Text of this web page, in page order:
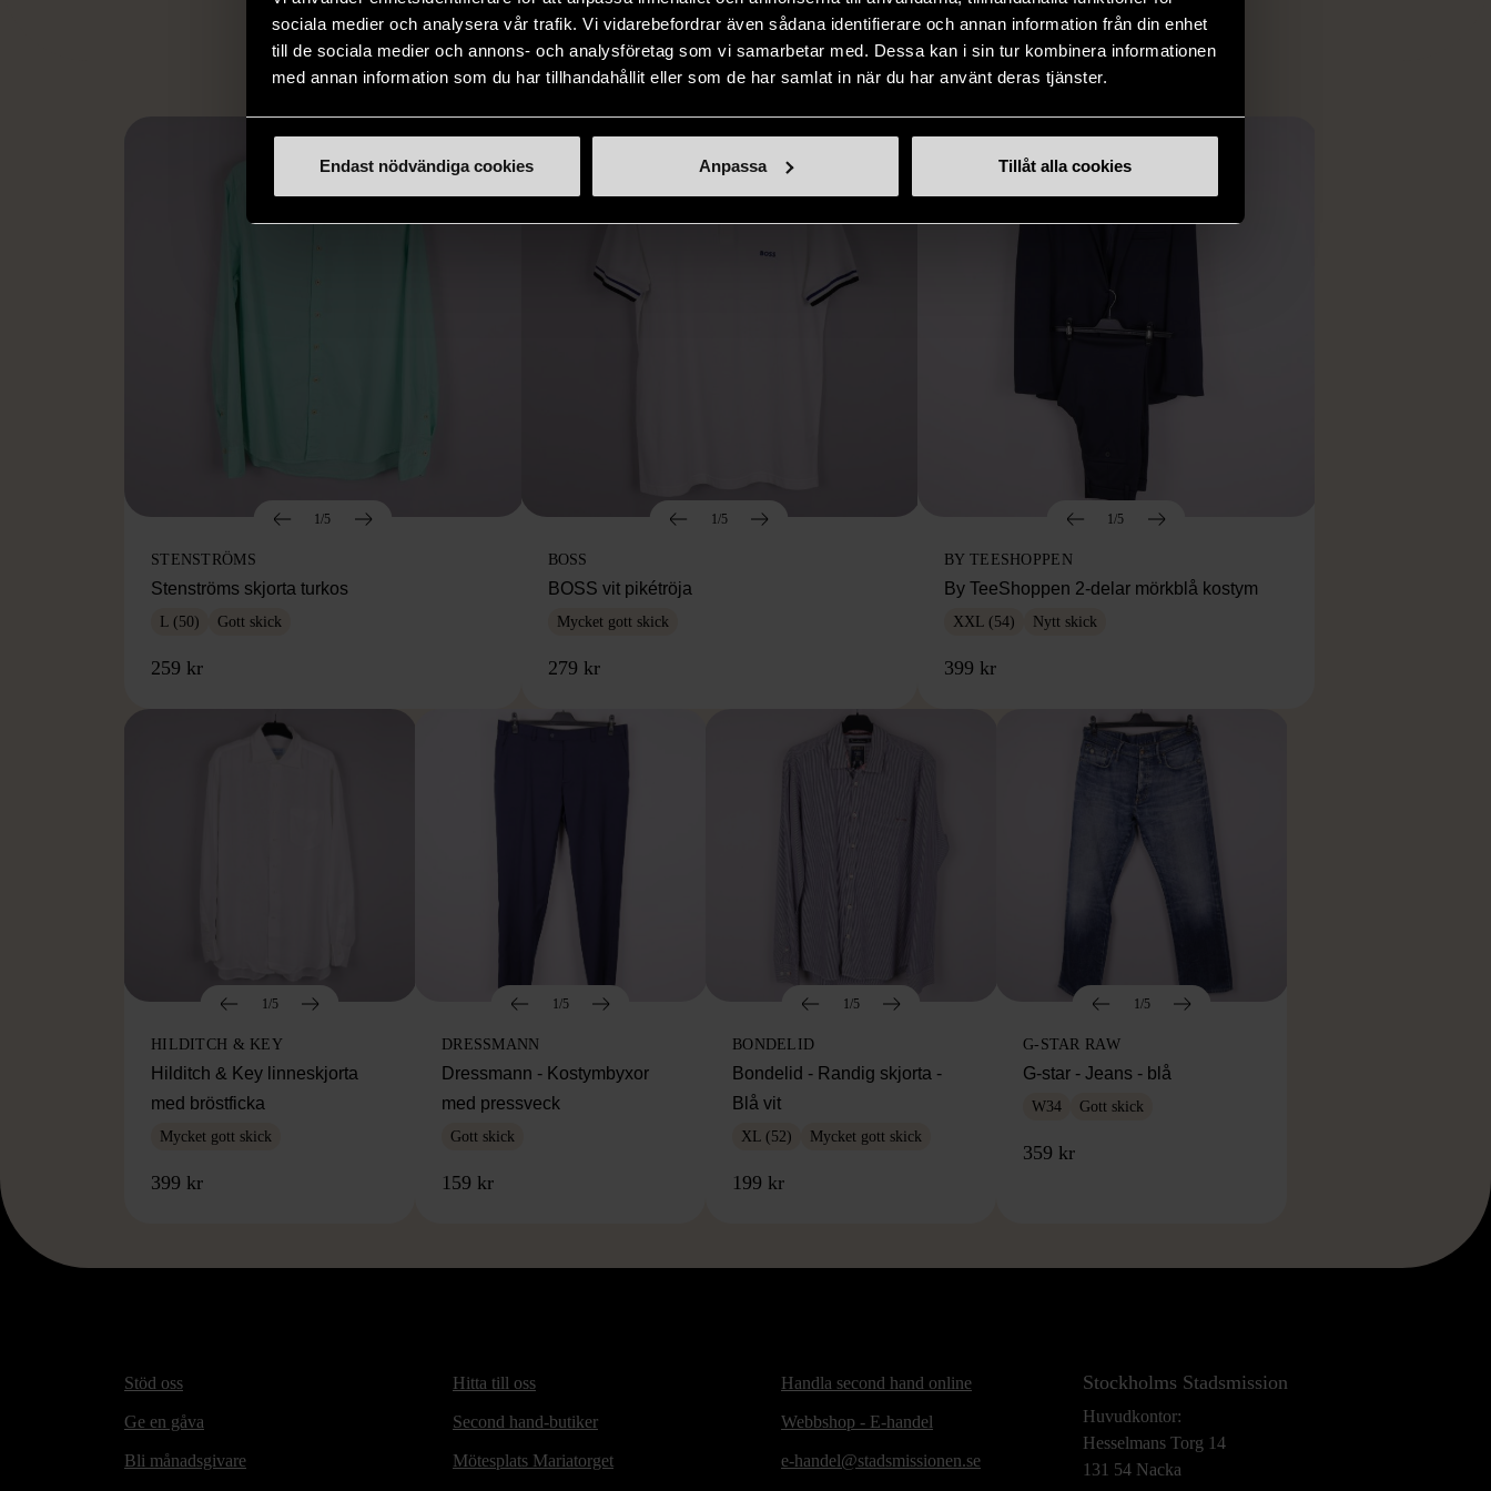
sociala medier och analysera vår trafik. Vi vidarebefordrar även sådana identifierare och annan information från din enhet
till de sociala medier och annons- och analysföretag som vi samarbetar med. Dessa kan i sin tur kombinera informationen
med annan information som du har tillhandahållit eller som de har samlat in när du har använt deras tjänster.
Endast nödvändiga cookies Anpassa Tillåt alla cookies
Hitta produkter som påminner om denna
1/5
STENSTRÖMS
Stenströms skjorta turkos
L (50) Gott skick
259 kr
1/5
BOSS
BOSS vit pikétröja
Mycket gott skick
279 kr
1/5
BY TEESHOPPEN
By TeeShoppen 2-delar mörkblå kostym
XXL (54) Nytt skick
399 kr
1/5
HILDITCH & KEY
Hilditch & Key linneskjorta
med bröstficka
Mycket gott skick
399 kr
1/5
DRESSMANN
Dressmann - Kostymbyxor
med pressveck
Gott skick
159 kr
1/5
BONDELID
Bondelid - Randig skjorta -
Blå vit
XL (52) Mycket gott skick
199 kr
1/5
G-STAR RAW
G-star - Jeans - blå
W34 Gott skick
359 kr
Stöd oss
Ge en gåva
Bli månadsgivare
Hitta till oss
Second hand-butiker
Mötesplats Mariatorget
Handla second hand online
Webbshop - E-handel
e-handel@stadsmissionen.se
Stockholms Stadsmission
Huvudkontor:
Hesselmans Torg 14
131 54 Nacka